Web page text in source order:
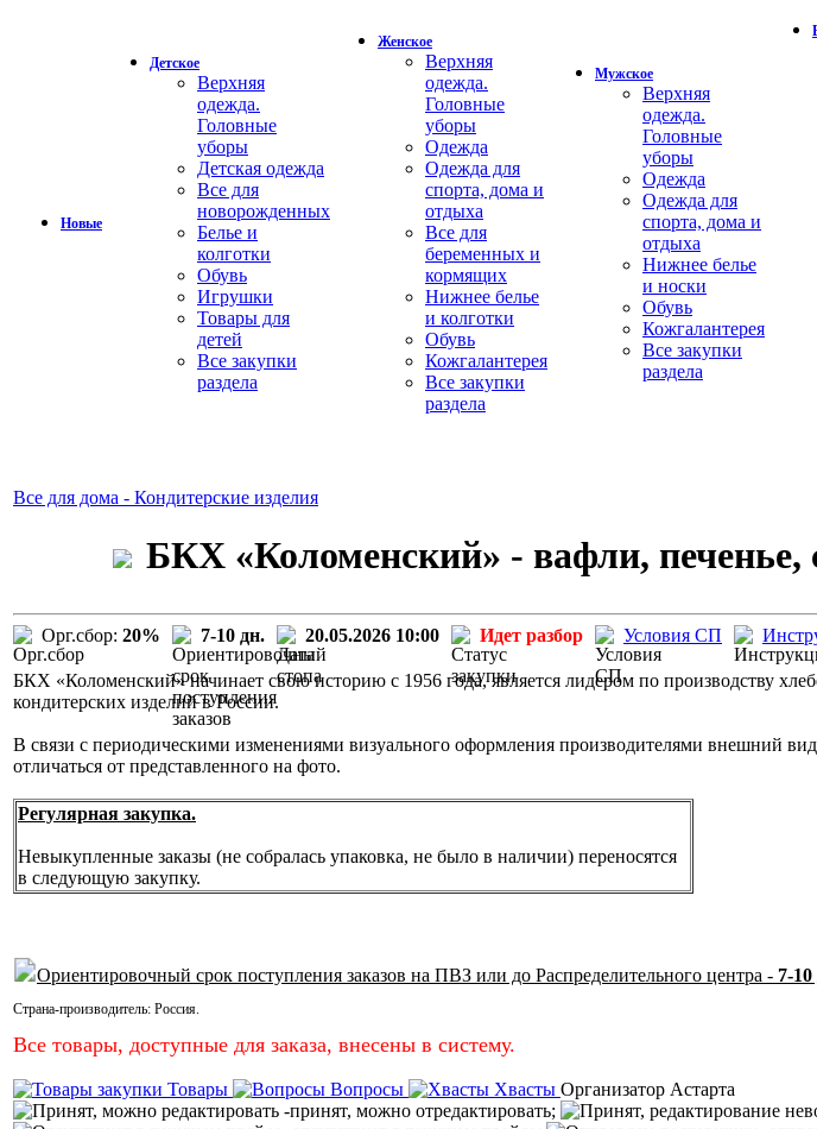
Новые
Детское
Верхняя
одежда.
Головные
уборы
Детская одежда
Все для
новорожденных
Белье и
колготки
Обувь
Игрушки
Товары для
детей
Все закупки
раздела
Женское
Верхняя
одежда.
Головные
уборы
Одежда
Одежда для
спорта, дома и
отдыха
Все для
беременных и
кормящих
Нижнее белье
и колготки
Обувь
Кожгалантерея
Все закупки
раздела
Мужское
Верхняя
одежда.
Головные
уборы
Одежда
Одежда для
спорта, дома и
отдыха
Нижнее белье
и носки
Обувь
Кожгалантерея
Все закупки
раздела
Все для дома - Кондитерские изделия
БКХ «Коломенский» - вафли,
Орг.сбор: 20% 7-10 дн. 20.05.2026 10:00 Идет разбор Условия СП
БКХ «Коломенский» начинает свою историю с 1956 года, является лидером по производству
кондитерских изделий в России.
В связи с периодическими изменениями визуального оформления производителями внешний
отличаться от представленного на фото.
Регулярная закупка.
Невыкупленные заказы (не собралась упаковка, не было в наличии) переносятся
в следующую закупку.
Ориентировочный срок поступления заказов на ПВЗ или до Распределительного центра - 7-10
Страна-производитель: Россия.
Все товары, доступные для заказа, внесены в систему.
Товары Вопросы Хвасты Организатор Астарта
-принят, можно отредактировать;